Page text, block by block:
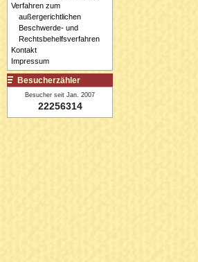
Verfahren zum
außergerichtlichen
Beschwerde- und
Rechtsbehelfsverfahren
Kontakt
Impressum
Besucherzähler
Besucher seit Jan. 2007
22256314